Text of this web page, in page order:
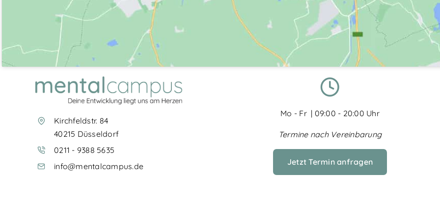
Kirchfeldstr. 84
40215 Düsseldorf
0211 - 9388 5635
info@mentalcampus.de
Mo - Fr | 09:00 - 20:00 Uhr
Termine nach Vereinbarung
Jetzt Termin anfragen